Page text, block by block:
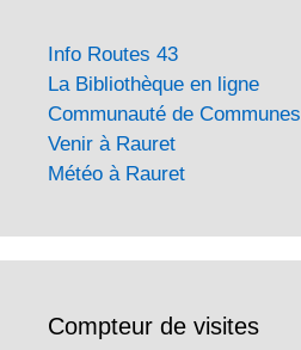
Info Routes 43
La Bibliothèque en ligne
Communauté de Communes
Venir à Rauret
Météo à Rauret
Compteur de visites